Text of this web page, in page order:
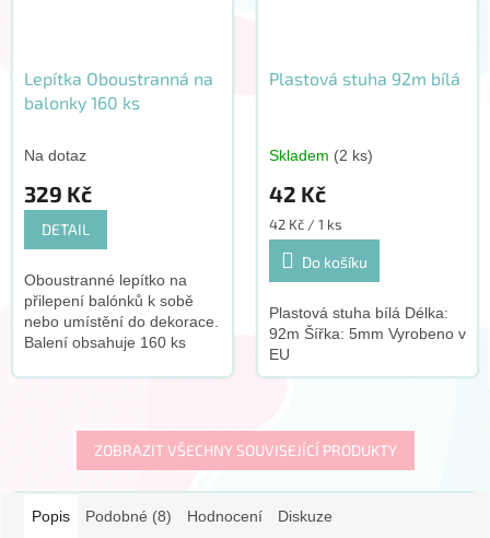
Lepítka Oboustranná na
balonky 160 ks
Na dotaz
329 Kč
DETAIL
Oboustranné lepítko na
přilepení balónků k sobě
nebo umístění do dekorace.
Balení obsahuje 160 ks
cm x 1,6 cm Výrobce:
Plastová stuha 92m bílá
Skladem (2 ks)
42 Kč
Měrná
cena:
42 Kč / 1 ks
Do košíku
Plastová stuha bílá Délka:
92m Šířka: 5mm Vyrobeno v
EU
ZOBRAZIT VŠECHNY SOUVISEJÍCÍ PRODUKTY
Popis Podobné (8) Hodnocení Diskuze